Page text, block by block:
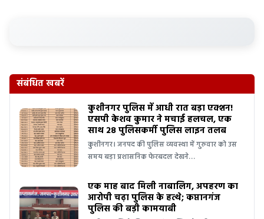
संबंधित खबरें
कुशीनगर पुलिस में आधी रात बड़ा एक्शन!
एसपी केशव कुमार ने मचाई हलचल, एक
साथ 28 पुलिसकर्मी पुलिस लाइन तलब
कुशीनगर। जनपद की पुलिस व्यवस्था में गुरुवार को उस
समय बड़ा प्रशासनिक फेरबदल देखने…
एक माह बाद मिली नाबालिग, अपहरण का
आरोपी चढ़ा पुलिस के हत्थे; कप्तानगंज
पुलिस की बड़ी कामयाबी